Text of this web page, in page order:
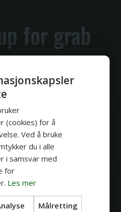
for grab
(cookies) for å
Ved å bruke
du i alle
i samsvar med
for
Les mer
Målretting